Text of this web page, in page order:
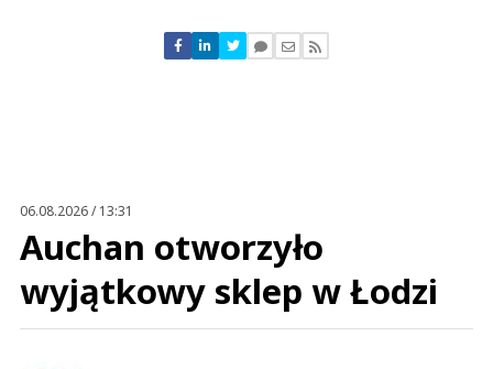
Nie znaleziono komentarzy
Zostaw swoje komentarze
06.08.2026 / 13:31
Auchan otworzyło
wyjątkowy sklep w Łodzi